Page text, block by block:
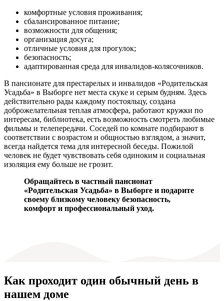
комфортные условия проживания;
сбалансированное питание;
возможности для общения;
организация досуга;
отличные условия для прогулок;
безопасность;
адаптированная среда для инвалидов-колясочников.
В пансионате для престарелых и инвалидов «Родительская
Усадьба» в Выборге нет места скуке и серым будням. Здесь
действительно рады каждому постояльцу, создана
доброжелательная теплая атмосфера, работают кружки по
интересам, библиотека, есть возможность смотреть любимые
фильмы и телепередачи. Соседей по комнате подбирают в
соответствии с возрастом и общностью взглядом, а значит,
всегда найдется тема для интересной беседы. Пожилой
человек не будет чувствовать себя одиноким и социальная
изоляция ему больше не грозит.
Обращайтесь в частный пансионат
«Родительская Усадьба» в Выборге и подарите
своему близкому человеку безопасность,
комфорт и профессиональный уход.
Как проходит один обычный день в
нашем доме